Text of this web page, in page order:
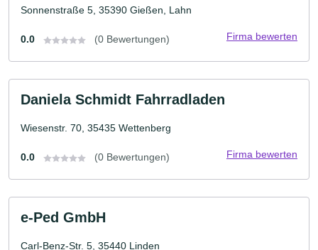
Sonnenstraße 5, 35390 Gießen, Lahn
0.0 (0 Bewertungen) Firma bewerten
Daniela Schmidt Fahrradladen
Wiesenstr. 70, 35435 Wettenberg
0.0 (0 Bewertungen) Firma bewerten
e-Ped GmbH
Carl-Benz-Str. 5, 35440 Linden